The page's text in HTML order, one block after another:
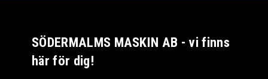
SÖDERMALMS MASKIN AB - vi finns
här för dig!